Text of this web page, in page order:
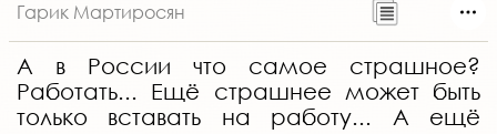
Гарик Мартиросян
А в России что самое страшное?
Работать... Ещё страшнее может быть
только вставать на работу... А ещё